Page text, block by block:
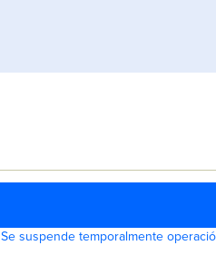
Se suspende temporalmente